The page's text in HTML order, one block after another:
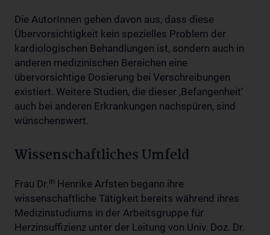
Die AutorInnen gehen davon aus, dass diese
Übervorsichtigkeit kein spezielles Problem der
kardiologischen Behandlungen ist, sondern auch in
anderen medizinischen Bereichen eine
übervorsichtige Dosierung bei Verschreibungen
existiert. Weitere Studien, die dieser ‚Befangenheit‘
auch bei anderen Erkrankungen nachspüren, sind
wünschenswert.
Wissenschaftliches Umfeld
Frau Dr.in Henrike Arfsten begann ihre
wissenschaftliche Tätigkeit bereits während ihres
Medizinstudiums in der Arbeitsgruppe für
Herzinsuffizienz unter der Leitung von Univ. Doz. Dr.